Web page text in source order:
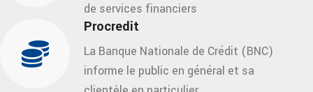
de services financiers
Procredit
La Banque Nationale de Crédit (BNC)
informe le public en général et sa